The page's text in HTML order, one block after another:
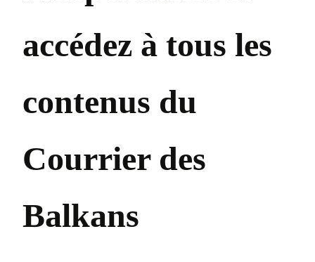
accédez à tous les
contenus du
Courrier des
Balkans